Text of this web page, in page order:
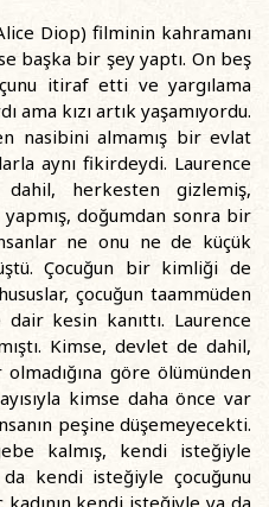
Diop) filminin kahramanı
başka bir şey yaptı. On beş
itiraf etti ve yargılama
ama kızı artık yaşamıyordu.
nasibini almamış bir evlat
aynı fikirdeydi. Laurence
herkesten gizlemiş,
doğumdan sonra bir
ne onu ne de küçük
Çocuğun bir kimliği de
çocuğun taammüden
kesin kanıttı. Laurence
Kimse, devlet de dahil,
olmadığına göre ölümünden
kimse daha önce var
peşine düşemeyecekti.
kalmış, kendi isteğiyle
kendi isteğiyle çocuğunu
kendi isteğiyle ya da